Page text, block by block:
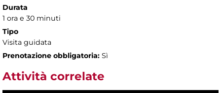
Durata
1 ora e 30 minuti
Tipo
Visita guidata
Prenotazione obbligatoria: Sì
Attività correlate